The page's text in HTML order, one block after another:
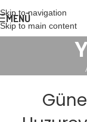
Skip to navigation
Skip to main content
MENÜ